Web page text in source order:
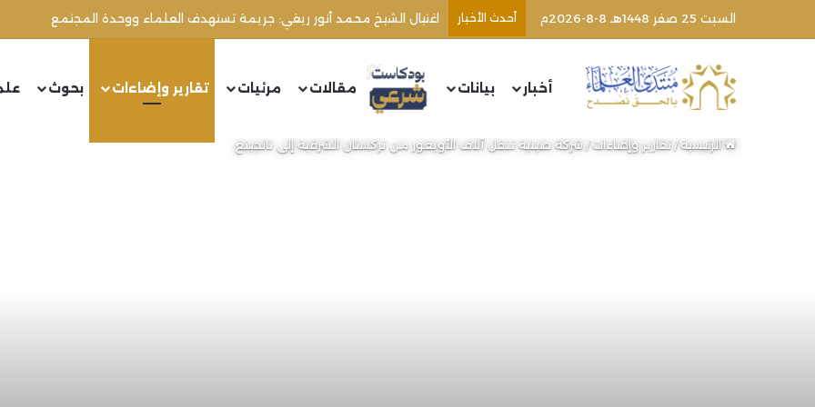
السبت 25 صفر 1448هـ 8-8-2026م أحدث الأخبار
أخبار بيانات مقالات مرئيات تقارير وإضاءات بحوث
الرئيسية/تقارير وإضاءات/شركة صينية تنقل آلاف الأويغور من تركستان الشرقية إلى نانجينغ